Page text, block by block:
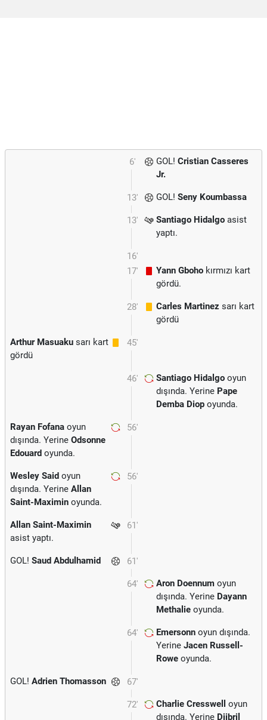
6' GOL! Cristian Casseres
Jr.
13' GOL! Seny Koumbassa
13' Santiago Hidalgo asist
yaptı.
16'
17'
Yann Gboho kırmızı kart
gördü.
28' Carles Martinez sarı kart
gördü
45'
Arthur Masuaku sarı kart
gördü
46' Santiago Hidalgo oyun
dışında. Yerine Pape
Demba Diop oyunda.
56'
Rayan Fofana oyun
dışında. Yerine Odsonne
Edouard oyunda.
56'
Wesley Said oyun
dışında. Yerine Allan
Saint-Maximin oyunda.
61'
Allan Saint-Maximin
asist yaptı.
61'
GOL! Saud Abdulhamid
64' Aron Doennum oyun
dışında. Yerine Dayann
Methalie oyunda.
64' Emersonn oyun dışında.
Yerine Jacen Russell-
Rowe oyunda.
67'
GOL! Adrien Thomasson
72' Charlie Cresswell
oyun
dışında. Yerine Djibril